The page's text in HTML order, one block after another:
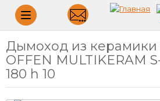
Меню
Дымоход из керамики
OFFEN MULTIKERAM
180 h 10